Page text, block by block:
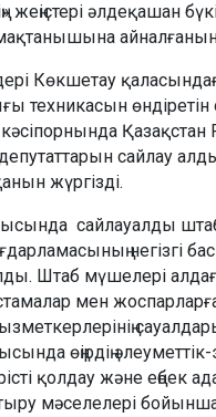
жеңістері әлдеқашан
айналғанын
Көкшетау
техникасын өндіретін
кәсіпорнында
сайлау
жүргізді.
сайлауалды
негізгі
Штаб мүшелері
мен
өңірдің
қолдау және еңбек
мәселелері